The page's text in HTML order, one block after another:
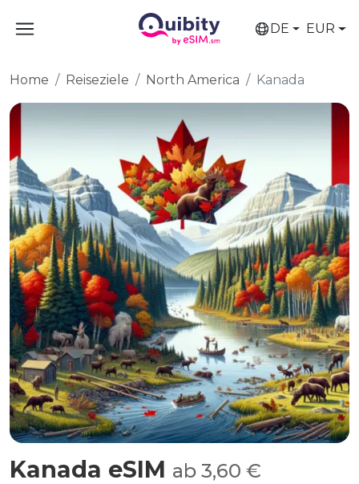
DE EUR
Home Reiseziele North America Kanada
Kanada eSIM ab 3,60 €